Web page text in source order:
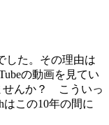
した。その理由は
の動画を見てい
せんか？ こういっ
この10年の間に